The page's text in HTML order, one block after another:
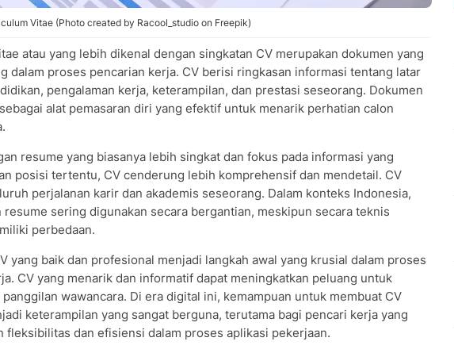
Vitae (Photo created by Racool_studio on Freepik)
atau yang lebih dikenal dengan singkatan CV merupakan dokumen yang
dalam proses pencarian kerja. CV berisi ringkasan informasi tentang latar
pengalaman kerja, keterampilan, dan prestasi seseorang. Dokumen
alat pemasaran diri yang efektif untuk menarik perhatian calon
resume yang biasanya lebih singkat dan fokus pada informasi yang
posisi tertentu, CV cenderung lebih komprehensif dan mendetail. CV
perjalanan karir dan akademis seseorang. Dalam konteks Indonesia,
resume sering digunakan secara bergantian, meskipun secara teknis
perbedaan.
yang baik dan profesional menjadi langkah awal yang krusial dalam proses
CV yang menarik dan informatif dapat meningkatkan peluang untuk
panggilan wawancara. Di era digital ini, kemampuan untuk membuat CV
keterampilan yang sangat berguna, terutama bagi pencari kerja yang
fleksibilitas dan efisiensi dalam proses aplikasi pekerjaan.